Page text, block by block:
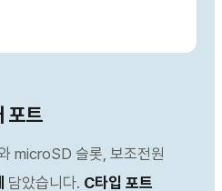
포트
microSD 슬롯, 보조전원
담았습니다. C타입 포트